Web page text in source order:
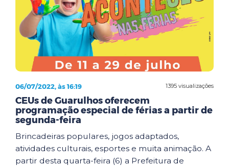
1395 visualizações
06/07/2022, às 16:19
CEUs de Guarulhos oferecem
programação especial de férias a partir de
segunda-feira
Brincadeiras populares, jogos adaptados,
atividades culturais, esportes e muita animação. A
partir desta quarta-feira (6) a Prefeitura de